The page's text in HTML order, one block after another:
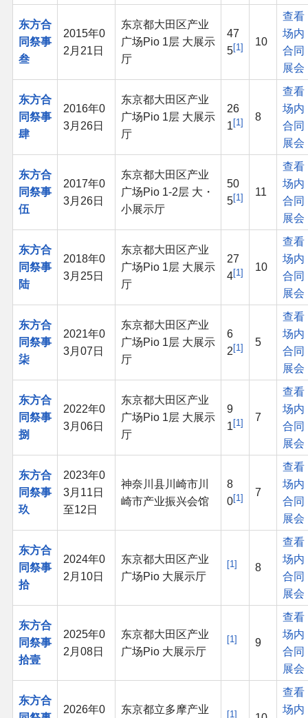
东方合
同祭事
叁
2015年0
2月21日
东京都大田区产业
广场Pio 1层 大展示
厅
47
5 1 10
查看
场内
合同
展会
东方合
同祭事
肆
2016年0
3月26日
东京都大田区产业
广场Pio 1层 大展示
厅
26
1 1 8
查看
场内
合同
展会
东方合
同祭事
伍
2017年0
3月26日
东京都大田区产业
广场Pio 1-2层 大・
小展示厅
50
5 1 11
查看
场内
合同
展会
东方合
同祭事
陆
2018年0
3月25日
东京都大田区产业
广场Pio 1层 大展示
厅
27
4 1 10
查看
场内
合同
展会
东方合
同祭事
柒
2021年0
3月07日
东京都大田区产业
广场Pio 1层 大展示
厅
6
2 1 5
查看
场内
合同
展会
东方合
同祭事
捌
2022年0
3月06日
东京都大田区产业
广场Pio 1层 大展示
厅
9
1 1 7
查看
场内
合同
展会
东方合
同祭事
玖
2023年0
3月11日
至12日
神奈川县川崎市川
崎市产业振兴会馆
8
0 1 7
查看
场内
合同
展会
东方合
同祭事
拾
2024年0
2月10日
东京都大田区产业
广场Pio 大展示厅
1 8
查看
场内
合同
展会
东方合
同祭事
拾壹
2025年0
2月08日
东京都大田区产业
广场Pio 大展示厅
1 9
查看
场内
合同
展会
东方合
2026年0 东京都立多摩产业 1
查看
场内
THB衍生
THB媒体
THB协力
其他
联系管理员
关于THBWiki
捐款支持